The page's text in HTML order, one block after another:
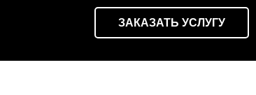
ЗАКАЗАТЬ УСЛУГУ